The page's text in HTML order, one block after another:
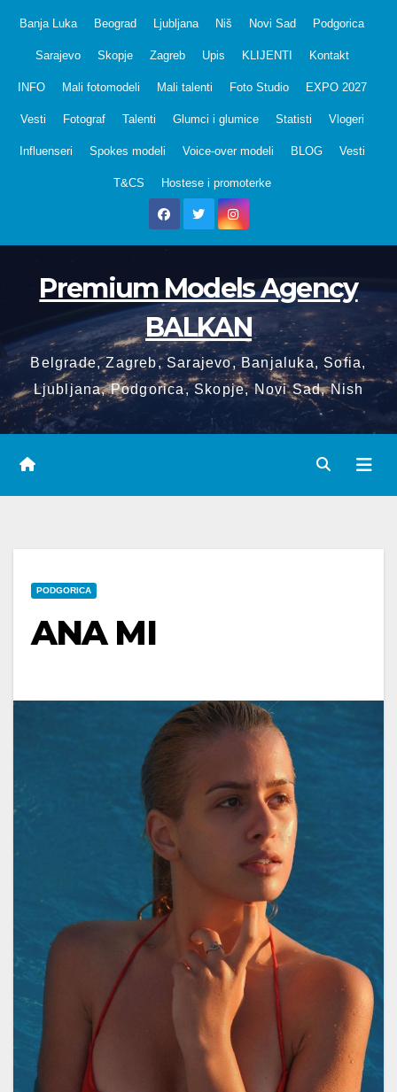
Banja Luka Beograd Ljubljana Niš Novi Sad Podgorica
Sarajevo Skopje Zagreb Upis KLIJENTI Kontakt
INFO Mali fotomodeli Mali talenti Foto Studio EXPO 2027
Vesti Fotograf Talenti Glumci i glumice Statisti Vlogeri
Influenseri Spokes modeli Voice-over modeli BLOG Vesti
T&CS Hostese i promoterke
Premium Models Agency
BALKAN
Belgrade, Zagreb, Sarajevo, Banjaluka, Sofia,
Ljubljana, Podgorica, Skopje, Novi Sad, Nish
PODGORICA
ANA MI